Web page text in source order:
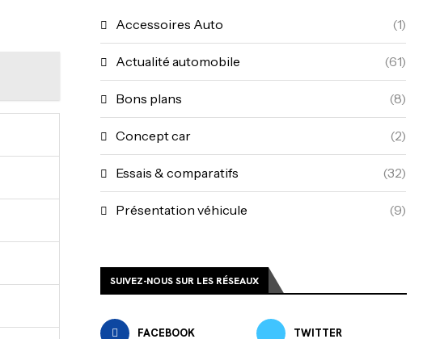
Accessoires Auto (1)
Actualité automobile (61)
Bons plans (8)
Concept car (2)
Essais & comparatifs (32)
Présentation véhicule (9)
SUIVEZ-NOUS SUR LES RÉSEAUX
FACEBOOK TWITTER